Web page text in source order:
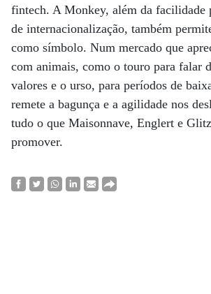
fintech. A Monkey, além da facilidade
de internacionalização, também
como símbolo. Num mercado que
com animais, como o touro para falar
valores e o urso, para períodos de
remete a bagunça e a agilidade nos
tudo o que Maisonnave, Englert e
promover.